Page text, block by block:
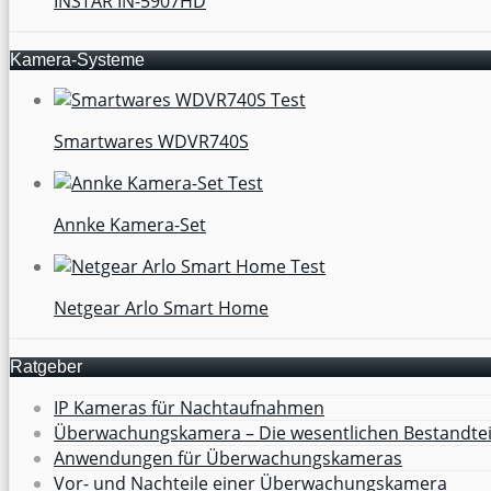
Kamera-Systeme
Smartwares WDVR740S
Annke Kamera-Set
Netgear Arlo Smart Home
Ratgeber
IP Kameras für Nachtaufnahmen
Überwachungskamera – Die wesentlichen
Anwendungen für Überwachungskameras
Vor- und Nachteile einer Überwachungskamera